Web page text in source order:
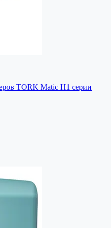
TORK Matic H1 серии